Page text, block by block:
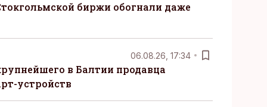
биржи обогнали даже
06.08.26, 17:34
в Балтии продавца
устройств